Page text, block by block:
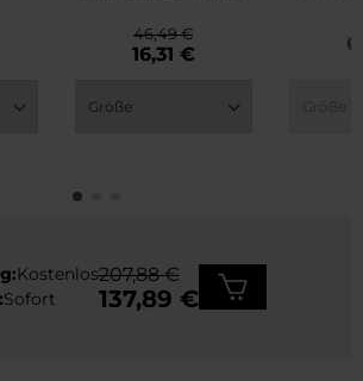
16,31 €
46,49 €
Kostenlos
Sofort
207,88 €
137,89 €